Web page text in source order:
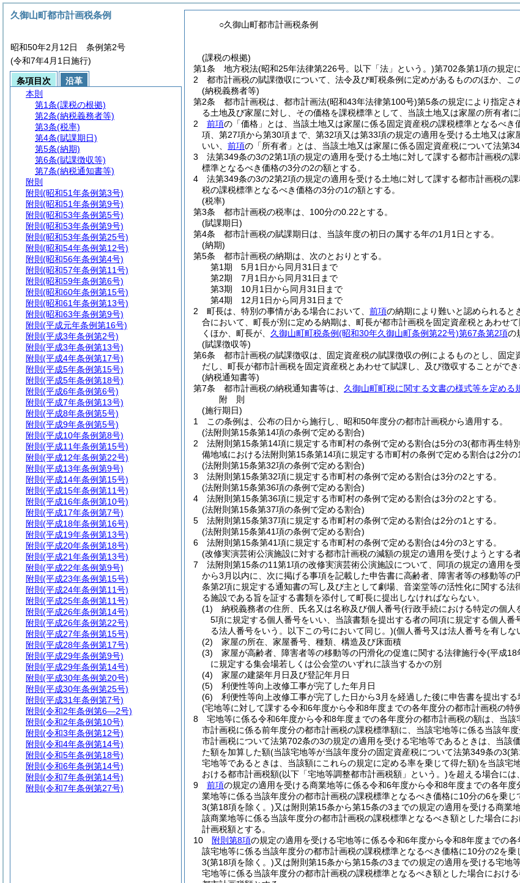
○久御山町都市計画税条例
(課税の根拠)
第1条
地方税法(昭和25年法律第226号。以下「法」という。)第702条第1項の規定
2
都市計画税の賦課徴収について、法令及び町税条例に定めがあるもののほか、こ
(納税義務者等)
第2条
都市計画税は、都市計画法(昭和43年法律第100号)第5条の規定により指定さ
る土地及び家屋に対し、その価格を課税標準として、当該土地又は家屋の所有者に
2
前項の「価格」とは、当該土地又は家屋に係る固定資産税の課税標準となるべき
項、第27項から第30項まで、第32項又は第33項の規定の適用を受ける土地又は
いい、 前項の「所有者」とは、当該土地又は家屋に係る固定資産税について法第
3
法第349条の3の2第1項の規定の適用を受ける土地に対して課する都市計画税の課
標準となるべき価格の3分の2の額とする。
4
法第349条の3の2第2項の規定の適用を受ける土地に対して課する都市計画税の課
税の課税標準となるべき価格の3分の1の額とする。
(税率)
第3条
都市計画税の税率は、100分の0.22とする。
(賦課期日)
第4条
都市計画税の賦課期日は、当該年度の初日の属する年の1月1日とする。
(納期)
第5条
都市計画税の納期は、次のとおりとする。
第1期 5月1日から同月31日まで
第2期 7月1日から同月31日まで
第3期 10月1日から同月31日まで
第4期 12月1日から同月31日まで
2
町長は、特別の事情がある場合において、 前項の納期により難いと認められると
合において、町長が別に定める納期は、町長が都市計画税を固定資産税とあわせ
くほか、町長が、 久御山町町税条例(昭和30年久御山町条例第22号)第67条第2項の
(賦課徴収等)
第6条
都市計画税の賦課徴収は、固定資産税の賦課徴収の例によるものとし、固
だし、町長が都市計画税を固定資産税とあわせて賦課し、及び徴収することがで
(納税通知書等)
第7条
都市計画税の納税通知書等は、 久御山町町税に関する文書の様式等を定める
附 則
(施行期日)
1
この条例は、公布の日から施行し、昭和50年度分の都市計画税から適用する。
(法附則第15条第14項の条例で定める割合)
2
法附則第15条第14項に規定する市町村の条例で定める割合は5分の3(都市再生特
備地域における法附則第15条第14項に規定する市町村の条例で定める割合は2分の
(法附則第15条第32項の条例で定める割合)
3
法附則第15条第32項に規定する市町村の条例で定める割合は3分の2とする。
(法附則第15条第36項の条例で定める割合)
4
法附則第15条第36項に規定する市町村の条例で定める割合は3分の2とする。
(法附則第15条第37項の条例で定める割合)
5
法附則第15条第37項に規定する市町村の条例で定める割合は2分の1とする。
(法附則第15条第41項の条例で定める割合)
6
法附則第15条第41項に規定する市町村の条例で定める割合は4分の3とする。
(改修実演芸術公演施設に対する都市計画税の減額の規定の適用を受けようとする
7
法附則第15条の11第1項の改修実演芸術公演施設について、同項の規定の適用
から3月以内に、次に掲げる事項を記載した申告書に高齢者、障害者等の移動等の
条第2項に規定する通知書の写し及び主として劇場、音楽堂等の活性化に関する法
る施設である旨を証する書類を添付して町長に提出しなければならない。
(1)
納税義務者の住所、氏名又は名称及び個人番号(行政手続における特定の個人
5項に規定する個人番号をいい、当該書類を提出する者の同項に規定する個人番
る法人番号をいう。以下この号において同じ。)(個人番号又は法人番号を有し
(2)
家屋の所在、家屋番号、種類、構造及び床面積
(3)
家屋が高齢者、障害者等の移動等の円滑化の促進に関する法律施行令(平成18
に規定する集会場若しくは公会堂のいずれに該当するかの別
(4)
家屋の建築年月日及び登記年月日
(5)
利便性等向上改修工事が完了した年月日
(6)
利便性等向上改修工事が完了した日から3月を経過した後に申告書を提出す
(宅地等に対して課する令和6年度から令和8年度までの各年度分の都市計画税の特
8
宅地等に係る令和6年度から令和8年度までの各年度分の都市計画税の額は、当
市計画税に係る前年度分の都市計画税の課税標準額に、当該宅地等に係る当該年
市計画税について法第702条の3の規定の適用を受ける宅地等であるときは、当該
た額を加算した額(当該宅地等が当該年度分の固定資産税について法第349条の3(
宅地等であるときは、当該額にこれらの規定に定める率を乗じて得た額)を当該宅
おける都市計画税額(以下「宅地等調整都市計画税額」という。)を超える場合には
9
前項の規定の適用を受ける商業地等に係る令和6年度から令和8年度までの各年
業地等に係る当該年度分の都市計画税の課税標準となるべき価格に10分の6を乗じ
3(第18項を除く。)又は附則第15条から第15条の3までの規定の適用を受ける商
該商業地等に係る当該年度分の都市計画税の課税標準となるべき額とした場合に
計画税額とする。
10
附則第8項の規定の適用を受ける宅地等に係る令和6年度から令和8年度までの
該宅地等に係る当該年度分の都市計画税の課税標準となるべき価格に10分の2を乗
3(第18項を除く。)又は附則第15条から第15条の3までの規定の適用を受ける宅
宅地等に係る当該年度分の都市計画税の課税標準となるべき額とした場合におけ
久御山町都市計画税条例
昭和50年2月12日 条例第2号
(令和7年4月1日施行)
条項目次
沿革
本則
第1条(課税の根拠)
第2条(納税義務者等)
第3条(税率)
第4条(賦課期日)
第5条(納期)
第6条(賦課徴収等)
第7条(納税通知書等)
附則
附則 (昭和51年条例第3号)
附則 (昭和51年条例第9号)
附則 (昭和53年条例第5号)
附則 (昭和53年条例第9号)
附則 (昭和53年条例第25号)
附則 (昭和54年条例第12号)
附則 (昭和56年条例第4号)
附則 (昭和57年条例第11号)
附則 (昭和59年条例第6号)
附則 (昭和60年条例第15号)
附則 (昭和61年条例第13号)
附則 (昭和63年条例第9号)
附則 (平成元年条例第16号)
附則 (平成3年条例第2号)
附則 (平成3年条例第13号)
附則 (平成4年条例第17号)
附則 (平成5年条例第15号)
附則 (平成5年条例第18号)
附則 (平成6年条例第6号)
附則 (平成7年条例第13号)
附則 (平成8年条例第5号)
附則 (平成9年条例第5号)
附則 (平成10年条例第8号)
附則 (平成11年条例第15号)
附則 (平成12年条例第22号)
附則 (平成13年条例第9号)
附則 (平成14年条例第15号)
附則 (平成15年条例第11号)
附則 (平成16年条例第10号)
附則 (平成17年条例第7号)
附則 (平成18年条例第16号)
附則 (平成19年条例第13号)
附則 (平成20年条例第18号)
附則 (平成21年条例第13号)
附則 (平成22年条例第9号)
附則 (平成23年条例第15号)
附則 (平成24年条例第11号)
附則 (平成25年条例第11号)
附則 (平成26年条例第14号)
附則 (平成26年条例第22号)
附則 (平成27年条例第15号)
附則 (平成28年条例第17号)
附則 (平成29年条例第9号)
附則 (平成29年条例第14号)
附則 (平成30年条例第20号)
附則 (平成30年条例第25号)
附則 (平成31年条例第7号)
附則 (令和2年条例第6―2号)
附則 (令和2年条例第10号)
附則 (令和3年条例第12号)
附則 (令和4年条例第14号)
附則 (令和5年条例第18号)
附則 (令和6年条例第14号)
附則 (令和7年条例第14号)
附則 (令和7年条例第27号)